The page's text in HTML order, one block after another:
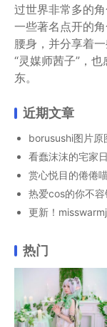
过世界非常多的
一些著名点开的
腰身，并分享着
“灵媒师茜子”，
东。
近期文章
borusushi图片原
看蠢沫沫的宅家
赏心悦目的倦倦
热爱cos的你不
更新！
热门